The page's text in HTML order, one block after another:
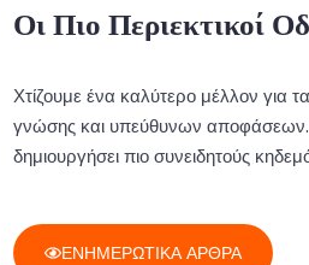
Οι Πιο Περιεκτικοί
Χτίζουμε ένα καλύτερο μέλλον για
γνώσης και υπεύθυνων αποφάσεων.
δημιουργήσει πιο συνειδητούς
ΕΝΗΜΕΡΩΤΙΚΑ ΑΡΘΡΑ